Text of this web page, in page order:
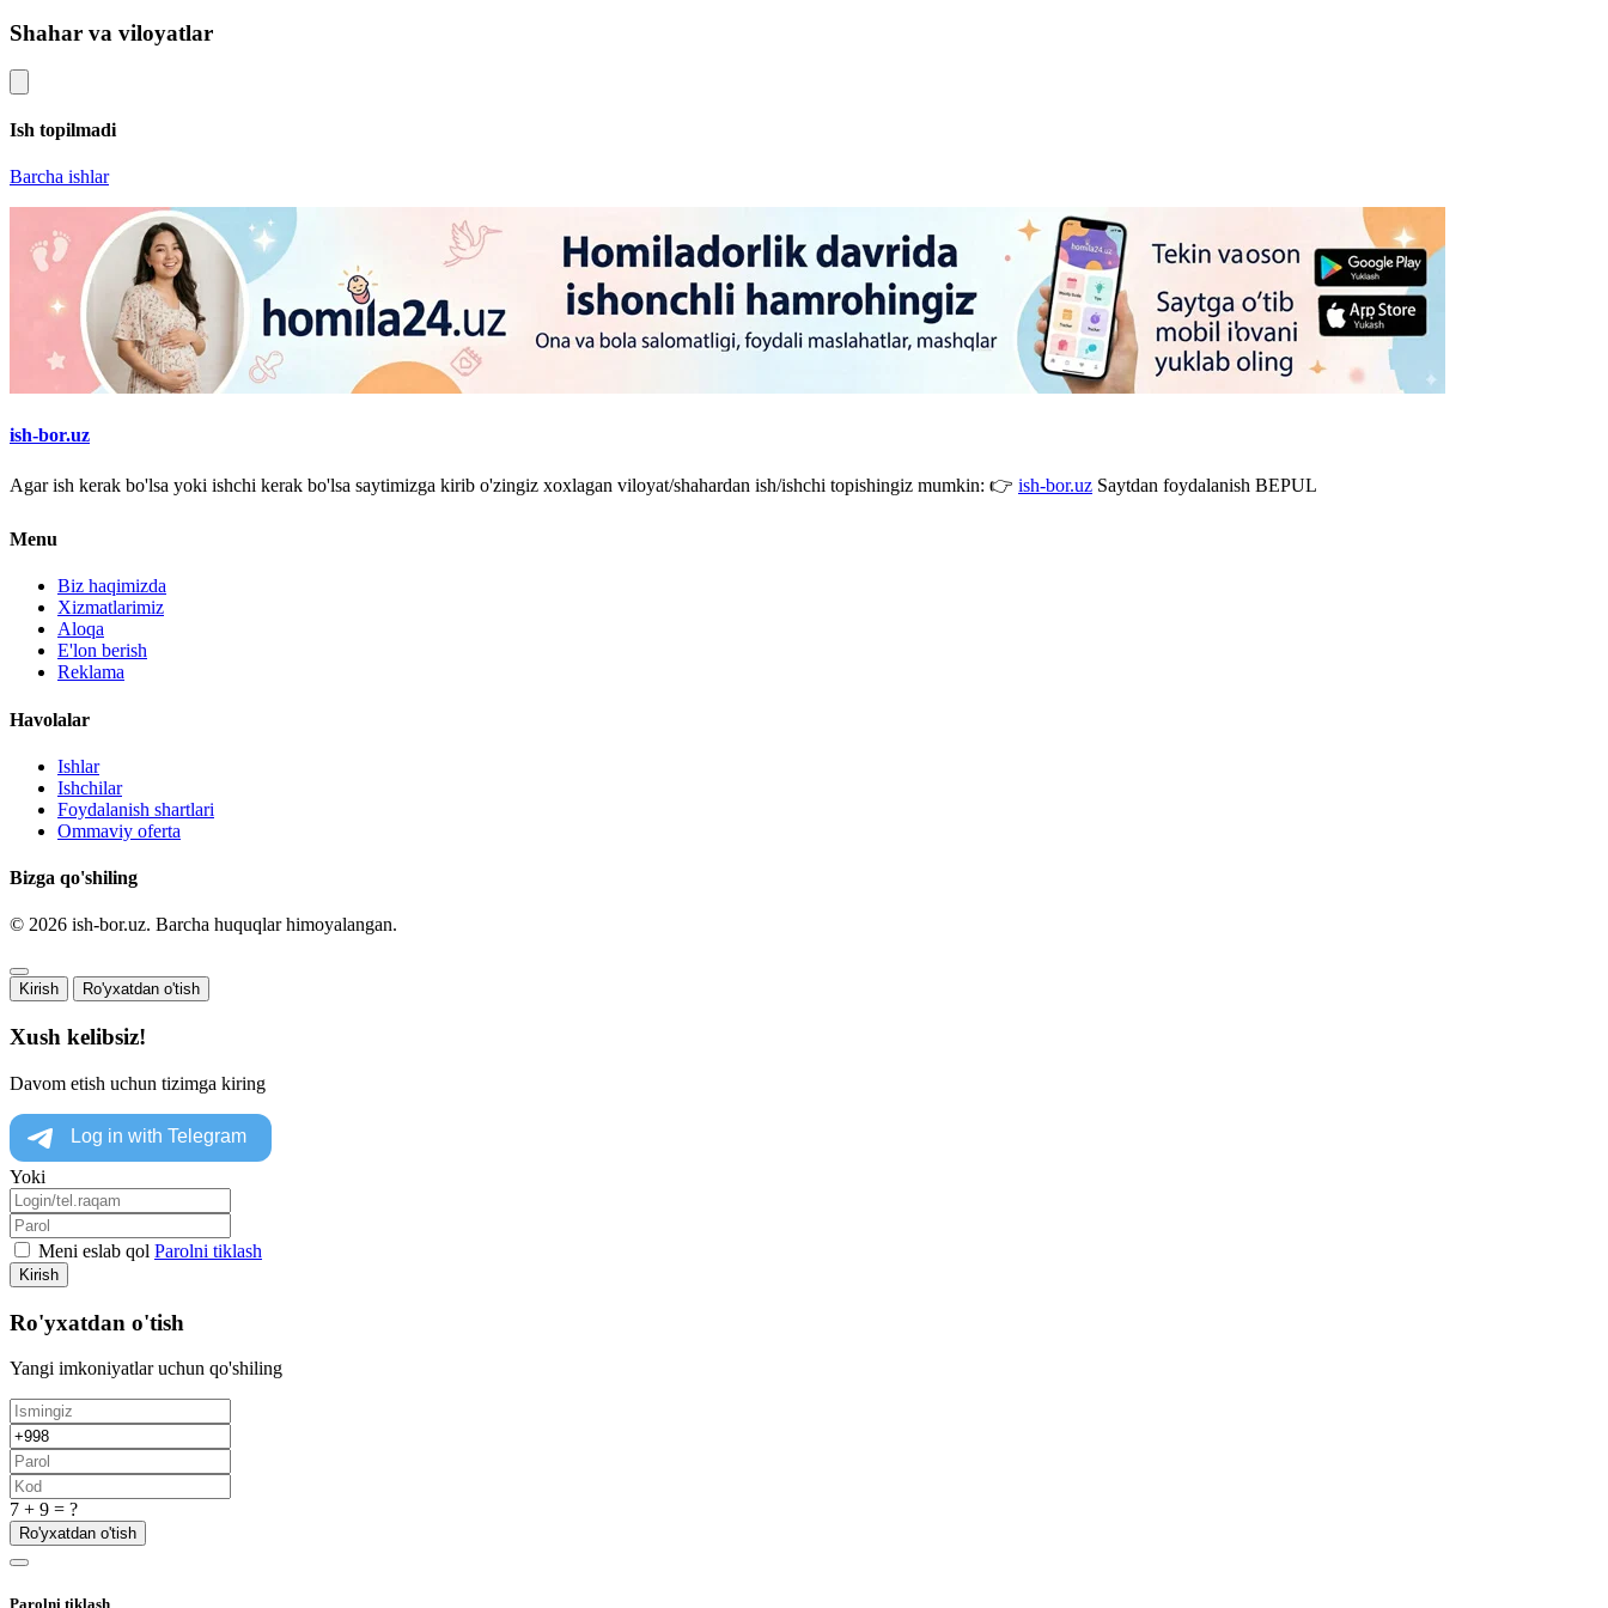
Shahar va viloyatlar
Ish topilmadi
Barcha ishlar
ish-bor.uz
Agar ish kerak bo'lsa yoki ishchi kerak bo'lsa saytimizga kirib o'zingiz xoxlagan viloyat/shahardan ish/ishchi topishingiz mumkin: 👉 ish-bor.uz Saytdan foydalanish BEPUL
Menu
Biz haqimizda
Xizmatlarimiz
Aloqa
E'lon berish
Reklama
Havolalar
Ishlar
Ishchilar
Foydalanish shartlari
Ommaviy oferta
Bizga qo'shiling
© 2026 ish-bor.uz. Barcha huquqlar himoyalangan.
Kirish Ro'yxatdan o'tish
Xush kelibsiz!
Davom etish uchun tizimga kiring
Yoki
Meni eslab qol Parolni tiklash
Kirish
Ro'yxatdan o'tish
Yangi imkoniyatlar uchun qo'shiling
7 + 9 = ?
Ro'yxatdan o'tish
Parolni tiklash